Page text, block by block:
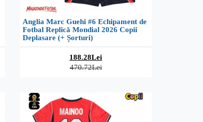
Anglia Marc Guehi #6 Echipament de
Fotbal Replică Mondial 2026 Copii
Deplasare (+ Șorturi)
188.28Lei
470.72Lei